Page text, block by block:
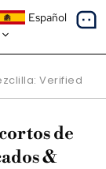
Español
Verified
de
&